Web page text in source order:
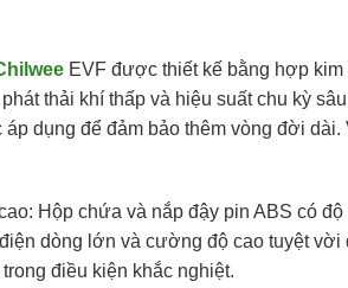
EVF được thiết kế bằng hợp
thải khí thấp và hiệu suất chu kỳ
dụng để đảm bảo thêm vòng đời
Hộp chứa và nắp đậy pin ABS có
dòng lớn và cường độ cao tuyệt
điều kiện khắc nghiệt.